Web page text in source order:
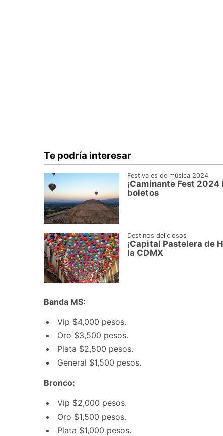
Te podría interesar
Festivales de música 2024
¡Caminante Fest
boletos
Destinos deliciosos
¡Capital Pastelera de
la CDMX
Banda MS:
Vip $4,000 pesos.
Oro $3,500 pesos.
Plata $2,500 pesos.
General $1,500 pesos.
Bronco:
Vip $2,000 pesos.
Oro $1,500 pesos.
Plata $1,000 pesos.